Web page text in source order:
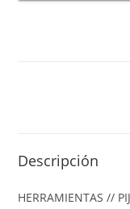
Descripción
HERRAMIENTAS //